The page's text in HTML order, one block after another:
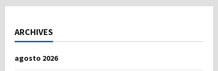
ARCHIVES
agosto 2026